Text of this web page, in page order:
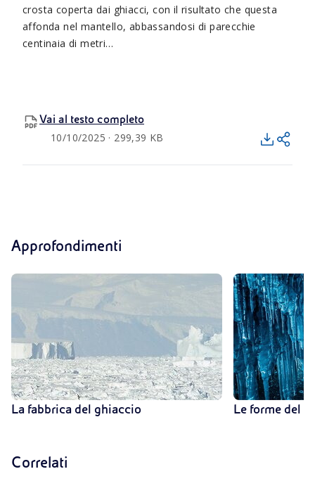
crosta coperta dai ghiacci, con il risultato che questa
affonda nel mantello, abbassandosi di parecchie
centinaia di metri…
Vai al testo completo
10/10/2025 · 299,39 KB
Approfondimenti
La fabbrica del ghiaccio Le forme del
Correlati